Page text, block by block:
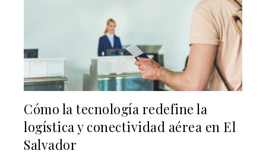
Cómo la tecnología redefine la
logística y conectividad aérea en El
Salvador